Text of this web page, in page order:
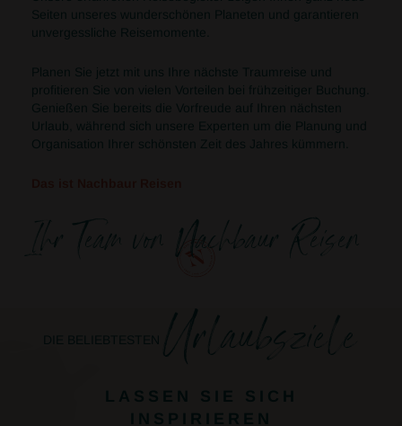
Seiten unseres wunderschönen Planeten und garantieren
unvergessliche Reisemomente.
Planen Sie jetzt mit uns Ihre nächste Traumreise und
profitieren Sie von vielen Vorteilen bei frühzeitiger Buchung.
Genießen Sie bereits die Vorfreude auf Ihren nächsten
Urlaub, während sich unsere Experten um die Planung und
Organisation Ihrer schönsten Zeit des Jahres kümmern.
Ihr Team von Nachbaur Reisen
DIE BELIEBTESTEN Urlaubsziele
LASSEN SIE SICH
INSPIRIEREN